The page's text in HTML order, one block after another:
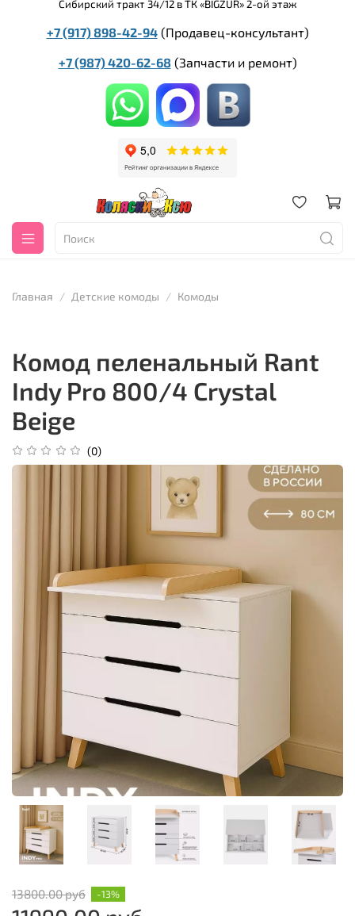
Сибирский тракт 34/12 в ТК «BIGZUR» 2-ой этаж
+7 (917) 898-42-94(Продавец-консультант)
+7 (987) 420-62-68 (Запчасти и ремонт)
Главная Детские комоды Комоды
Комод пеленальный Rant
Indy Pro 800/4 Crystal
Beige
(0)
13800.00 руб -13%